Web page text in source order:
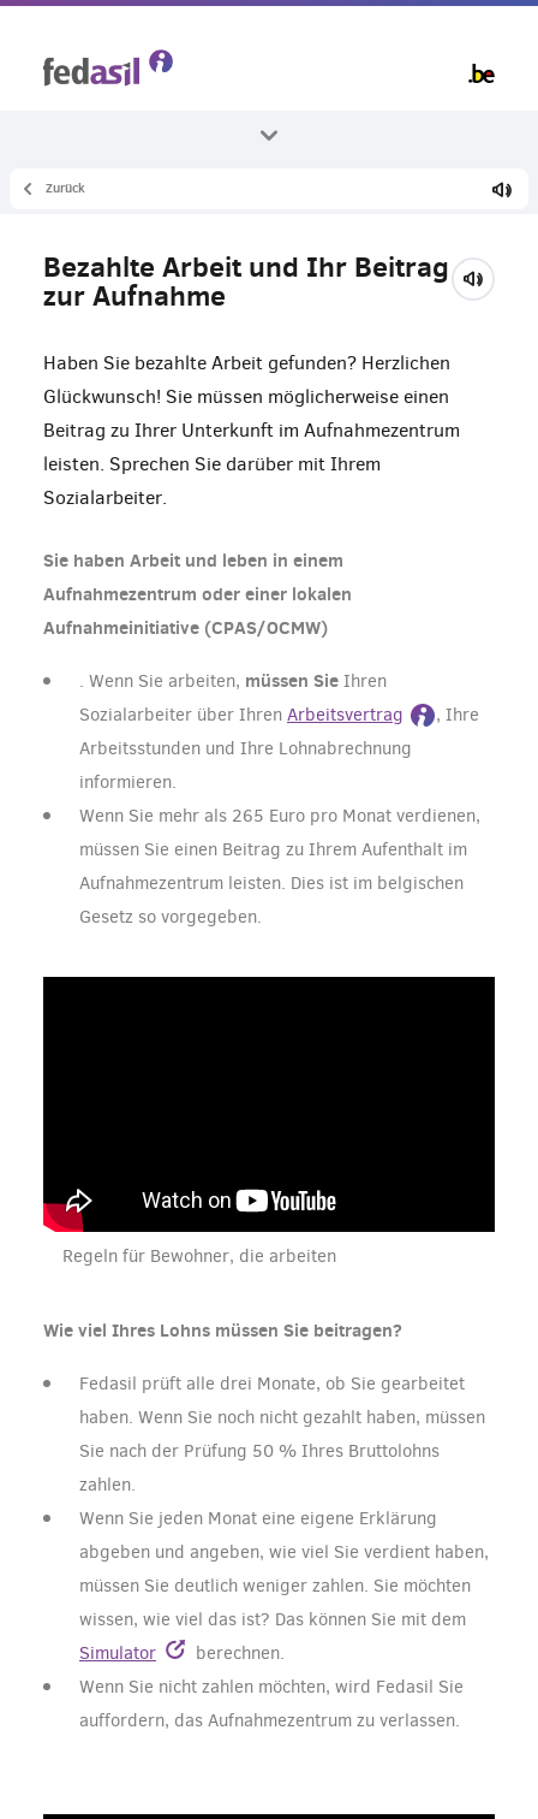
Alle Themenbereiche
Bezahlte Arbeit und Aufnahme
Zurück
Bezahlte Arbeit und Ihr Beitrag
zur Aufnahme
Haben Sie bezahlte Arbeit gefunden? Herzlichen
Glückwunsch! Sie müssen möglicherweise einen
Beitrag zu Ihrer Unterkunft im Aufnahmezentrum
leisten. Sprechen Sie darüber mit Ihrem
Sozialarbeiter.
Sie haben Arbeit und leben in einem
Aufnahmezentrum oder einer lokalen
Aufnahmeinitiative (CPAS/OCMW)
. Wenn Sie arbeiten, müssen Sie Ihren
Sozialarbeiter über Ihren Arbeitsvertrag
, Ihre
Arbeitsstunden und Ihre Lohnabrechnung
informieren.
Wenn Sie mehr als 265 Euro pro Monat verdienen,
müssen Sie einen Beitrag zu Ihrem Aufenthalt im
Aufnahmezentrum leisten. Dies ist im belgischen
Gesetz so vorgegeben.
Regeln für Bewohner, die arbeiten
Wie viel Ihres Lohns müssen Sie beitragen?
Fedasil prüft alle drei Monate, ob Sie gearbeitet
haben. Wenn Sie noch nicht gezahlt haben, müssen
Sie nach der Prüfung 50 % Ihres Bruttolohns
zahlen.
Wenn Sie jeden Monat eine eigene Erklärung
abgeben und angeben, wie viel Sie verdient haben,
müssen Sie deutlich weniger zahlen. Sie möchten
wissen, wie viel das ist? Das können Sie mit dem
Simulator
berechnen.
Wenn Sie nicht zahlen möchten, wird Fedasil Sie
auffordern, das Aufnahmezentrum zu verlassen.